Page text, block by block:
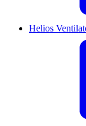
Helios